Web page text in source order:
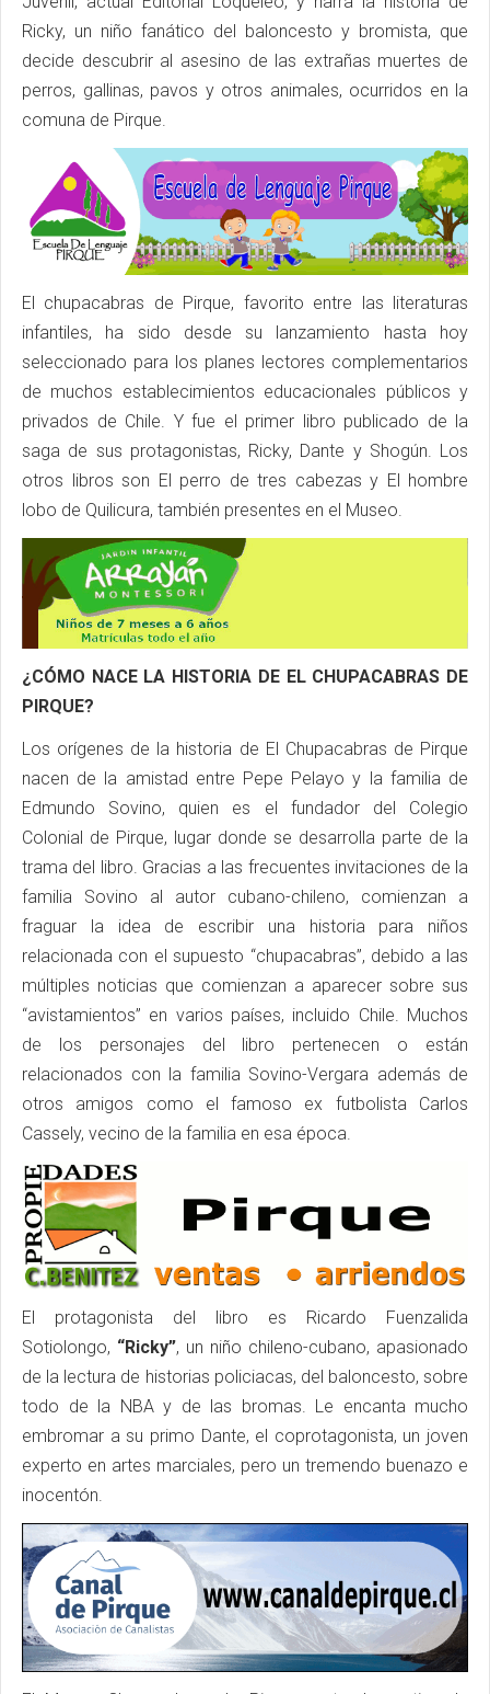
Ricky, un niño fanático del baloncesto y bromista, que
decide descubrir al asesino de las extrañas muertes de
perros, gallinas, pavos y otros animales, ocurridos en la
comuna de Pirque.
El chupacabras de Pirque, favorito entre las literaturas
infantiles, ha sido desde su lanzamiento hasta hoy
seleccionado para los planes lectores complementarios
de muchos establecimientos educacionales públicos y
privados de Chile. Y fue el primer libro publicado de la
saga de sus protagonistas, Ricky, Dante y Shogún. Los
otros libros son El perro de tres cabezas y El hombre
lobo de Quilicura, también presentes en el Museo.
¿CÓMO NACE LA HISTORIA DE EL CHUPACABRAS DE
PIRQUE?
Los orígenes de la historia de El Chupacabras de Pirque
nacen de la amistad entre Pepe Pelayo y la familia de
Edmundo Sovino, quien es el fundador del Colegio
Colonial de Pirque, lugar donde se desarrolla parte de la
trama del libro. Gracias a las frecuentes invitaciones de la
familia Sovino al autor cubano-chileno, comienzan a
fraguar la idea de escribir una historia para niños
relacionada con el supuesto “chupacabras”, debido a las
múltiples noticias que comienzan a aparecer sobre sus
“avistamientos” en varios países, incluido Chile. Muchos
de los personajes del libro pertenecen o están
relacionados con la familia Sovino-Vergara además de
otros amigos como el famoso ex futbolista Carlos
Cassely, vecino de la familia en esa época.
El protagonista del libro es Ricardo Fuenzalida
Sotiolongo, “Ricky”, un niño chileno-cubano, apasionado
de la lectura de historias policiacas, del baloncesto, sobre
todo de la NBA y de las bromas. Le encanta mucho
embromar a su primo Dante, el coprotagonista, un joven
experto en artes marciales, pero un tremendo buenazo e
inocentón.